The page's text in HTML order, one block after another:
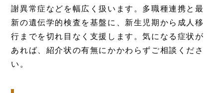
謝異常症などを幅広く扱います。多職種連携と最
新の遺伝学的検査を基盤に、新生児期から成人移
行までを切れ目なく支援します。気になる症状が
あれば、紹介状の有無にかかわらずご相談くださ
い。